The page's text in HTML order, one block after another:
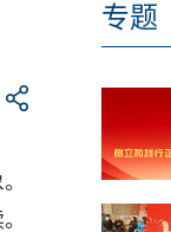
专题